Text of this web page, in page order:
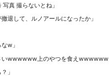
写真 撮らないとね 」
退して、ルノアールになったか 」
なw 」
いwwwwww上のやつを食えwwwwww
」